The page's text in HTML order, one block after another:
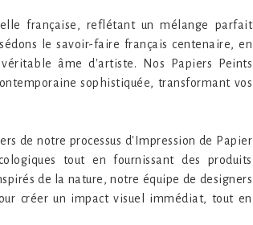
française, reflétant un mélange parfait
le savoir-faire français centenaire, en
âme d'artiste. Nos Papiers Peints
sophistiquée, transformant vos
de notre processus d'Impression de Papier
tout en fournissant des produits
de la nature, notre équipe de designers
créer un impact visuel immédiat, tout en